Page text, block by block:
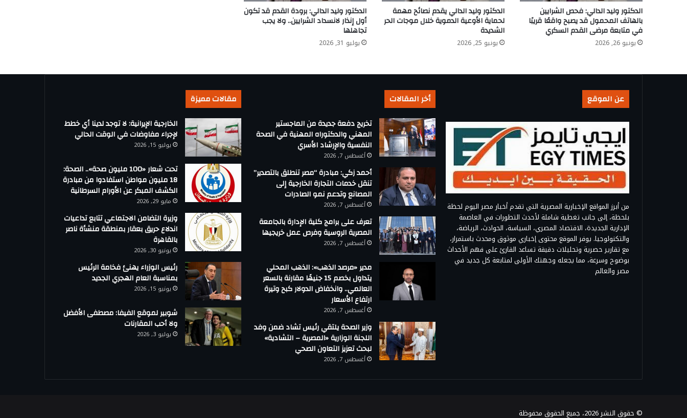
الدكتور وليد الدالي: فحص الشرايين
بالهاتف المحمول قد يصبح واقعًا قريبًا
في متابعة مرضى القدم السكري
يونيو 26, 2026
الدكتور وليد الدالي يقدم نصائح مهمة
لحماية الأوعية الدموية خلال موجات الحر
الشديدة
يونيو 25, 2026
الدكتور وليد الدالي: برودة القدم قد تكون
أول إنذار لانسداد الشرايين.. ولا يجب
تجاهلها
يوليو 31, 2026
عن الموقع
من أبرز المواقع الإخبارية المصرية التي تقدم أخبار مصر اليوم لحظة
بلحظة، إلى جانب تغطية شاملة لأحدث التطورات في العاصمة
الإدارية الجديدة، الاقتصاد المصري، السياسة، الحوادث، الرياضة،
والتكنولوجيا. يوفر الموقع محتوى إخباري موثوق ومحدث باستمرار،
مع تقارير حصرية وتحليلات دقيقة تساعد القارئ على فهم الأحداث
بوضوح وسرعة، مما يجعله وجهتك الأولى لمتابعة كل جديد في
مصر والعالم
أخر المقالات
تخريج دفعة جديدة من الماجستير
المهني والدكتوراه المهنية في الصحة
النفسية والإرشاد الأسري
أغسطس 7, 2026
أحمد زكي: مبادرة “مصر تنطلق بالتصدير”
تنقل خدمات التجارة الخارجية إلى
المصانع وتدعم نمو الصادرات
أغسطس 7, 2026
تعرف على برامج كلية الإدارة بالجامعة
المصرية الروسية وفرص عمل خريجيها
أغسطس 7, 2026
مدير «مرصد الذهب»: الذهب المحلي
يتداول بخصم 15 جنيهًا مقارنة بالسعر
العالمي.. وانخفاض الدولار كبح وتيرة
ارتفاع الأسعار
أغسطس 7, 2026
وزير الصحة يلتقي رئيس تشاد ضمن وفد
اللجنة الوزارية «المصرية – التشادية»
لبحث تعزيز التعاون الصحي
أغسطس 7, 2026
مقالات مميزة
الخارجية الإيرانية: لا توجد لدينا أي خطط
لإجراء مفاوضات في الوقت الحالي
يوليو 15, 2026
تحت شعار «100 مليون صحة».. الصحة:
18 مليون مواطن استفادوا من مبادرة
الكشف المبكر عن الأورام السرطانية
مايو 29, 2026
وزيرة التضامن الاجتماعي تتابع تداعيات
اندلاع حريق بعقار بمنطقة منشأة ناصر
بالقاهرة
يونيو 30, 2026
رئيس الوزراء يهنئ فخامة الرئيس
بمناسبة العام الهجري الجديد
يونيو 15, 2026
شوبير لموقع الفيفا: مصطفى الأفضل
ولا أحب المقارنات
يوليو 3, 2026
© حقوق النشر 2026، جميع الحقوق محفوظة